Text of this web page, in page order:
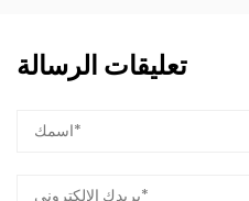
تعليقات الرسالة